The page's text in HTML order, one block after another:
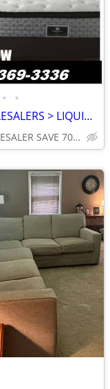
• •
MIDWEST MATTRESS WHOLESALERS > LIQUIDATION SALE!!
#1 MATTRESS WHOLESALER SAVE 70-80%